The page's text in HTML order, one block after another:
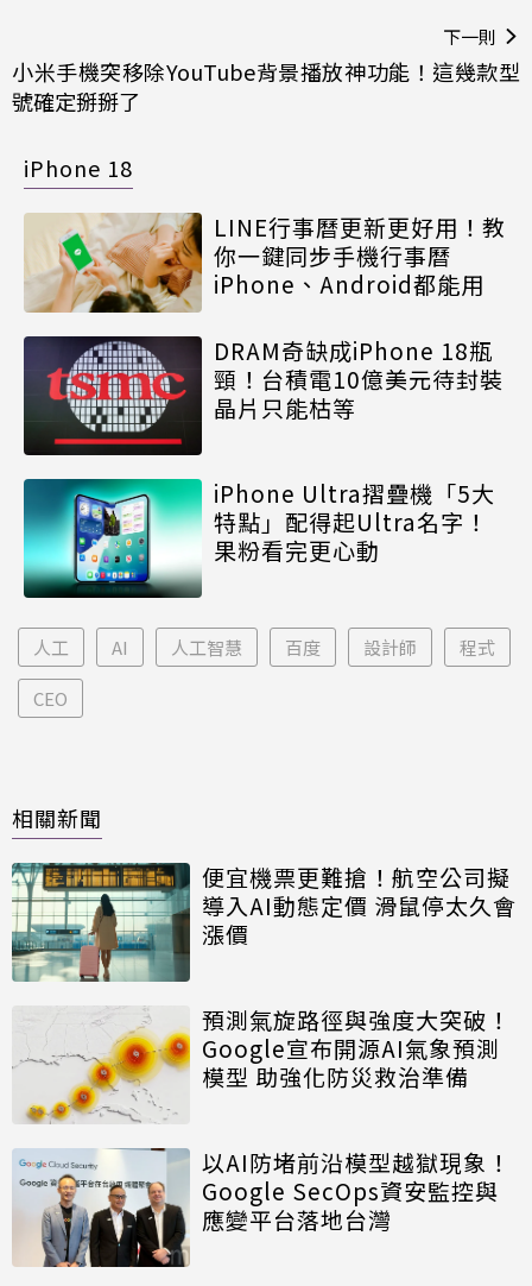
下一則
小米手機突移除YouTube背景播放神功能！這幾款型
號確定掰掰了
iPhone 18
LINE行事曆更新更好用！教
你一鍵同步手機行事曆
iPhone、Android都能用
DRAM奇缺成iPhone 18瓶
頸！台積電10億美元待封裝
晶片只能枯等
iPhone Ultra摺疊機「5大
特點」配得起Ultra名字！
果粉看完更心動
人工 AI 人工智慧 百度 設計師 程式
CEO
相關新聞
便宜機票更難搶！航空公司擬
導入AI動態定價 滑鼠停太久會
漲價
預測氣旋路徑與強度大突破！
Google宣布開源AI氣象預測
模型 助強化防災救治準備
以AI防堵前沿模型越獄現象！
Google SecOps資安監控與
應變平台落地台灣